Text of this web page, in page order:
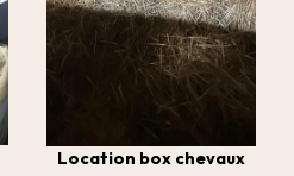
Location box chevaux